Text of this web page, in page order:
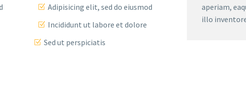
Adipisicing elit, sed do eiusmod
Incididunt ut labore et dolore
Sed ut perspiciatis
aperiam,
illo